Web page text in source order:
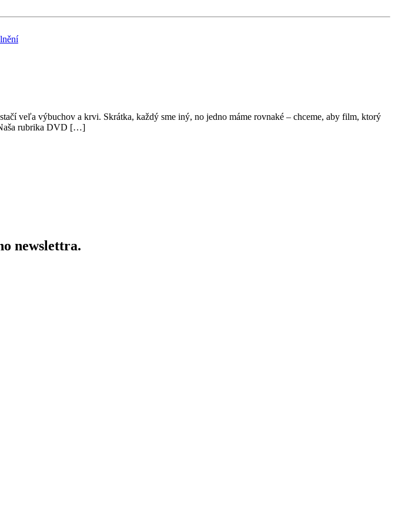
veľa výbuchov a krvi. Skrátka, každý sme iný, no jedno máme rovnaké – chceme, aby film, ktorý
Naša rubrika DVD […]
newslettra.